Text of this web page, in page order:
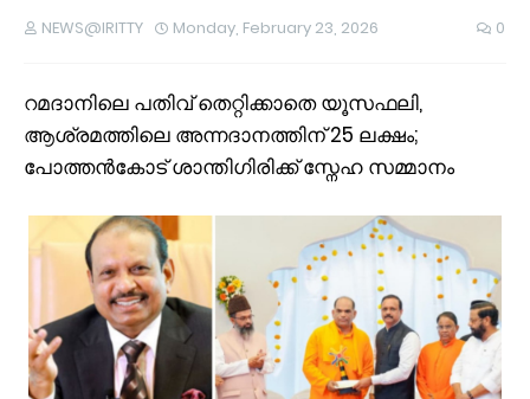
NEWS@IRITTY Monday, February 23, 2026 0
റമദാനിലെ പതിവ് തെറ്റിക്കാതെ യൂസഫലി,
ആശ്രമത്തിലെ അന്നദാനത്തിന് 25 ലക്ഷം;
പോത്തൻകോട് ശാന്തിഗിരിക്ക് സ്നേഹ സമ്മാനം